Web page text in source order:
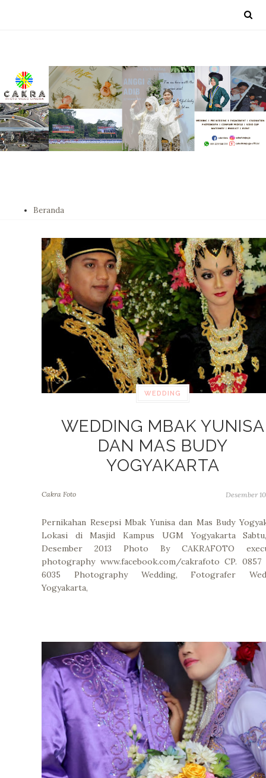
Beranda
WEDDING
WEDDING MBAK YUNISA
DAN MAS BUDY
YOGYAKARTA
Cakra Foto Desember
Pernikahan Resepsi Mbak Yunisa dan Mas Budy
Lokasi di Masjid Kampus UGM Yogyakarta
Desember 2013 Photo By CAKRAFOTO
photography www.facebook.com/cakrafoto CP. 0857
6035 Photography Wedding, Fotografer
Yogyakarta,